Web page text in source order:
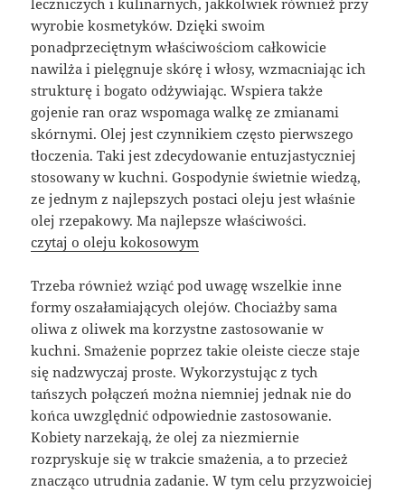
leczniczych i kulinarnych, jakkolwiek również przy
wyrobie kosmetyków. Dzięki swoim
ponadprzeciętnym właściwościom całkowicie
nawilża i pielęgnuje skórę i włosy, wzmacniając ich
strukturę i bogato odżywiając. Wspiera także
gojenie ran oraz wspomaga walkę ze zmianami
skórnymi. Olej jest czynnikiem często pierwszego
tłoczenia. Taki jest zdecydowanie entuzjastyczniej
stosowany w kuchni. Gospodynie świetnie wiedzą,
ze jednym z najlepszych postaci oleju jest właśnie
olej rzepakowy. Ma najlepsze właściwości.
czytaj o oleju kokosowym
Trzeba również wziąć pod uwagę wszelkie inne
formy oszałamiających olejów. Chociażby sama
oliwa z oliwek ma korzystne zastosowanie w
kuchni. Smażenie poprzez takie oleiste ciecze staje
się nadzwyczaj proste. Wykorzystując z tych
tańszych połączeń można niemniej jednak nie do
końca uwzględnić odpowiednie zastosowanie.
Kobiety narzekają, że olej za niezmiernie
rozpryskuje się w trakcie smażenia, a to przecież
znacząco utrudnia zadanie. W tym celu przyzwoiciej